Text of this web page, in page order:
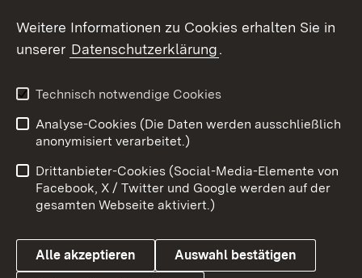
Social Wall
X / Twitter
Youtube
Benutzungshinweise
Barrierefreiheit
Datenschutz
Cookies
Weitere Informationen zu Cookies erhalten Sie in
unserer Datenschutzerklärung.
Technisch notwendige Cookies
Analyse-Cookies (Die Daten werden ausschließlich
anonymisiert verarbeitet.)
Drittanbieter-Cookies (Social-Media-Elemente von
Facebook, X / Twitter und Google werden auf der
gesamten Webseite aktiviert.)
Alle akzeptieren Auswahl bestätigen